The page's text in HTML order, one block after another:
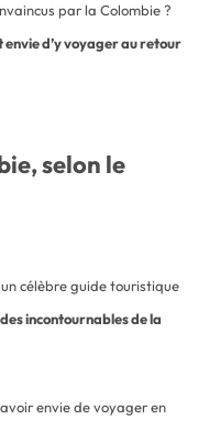
par la Colombie ?
envie d’y voyager au retour
selon le
célèbre guide touristique
des incontournables de la
envie de voyager en